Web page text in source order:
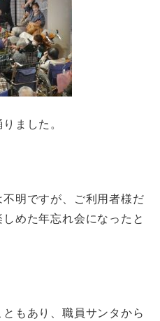
ました。
明ですが、ご利用者様だ
めた年忘れ会になったと
もあり、職員サンタから